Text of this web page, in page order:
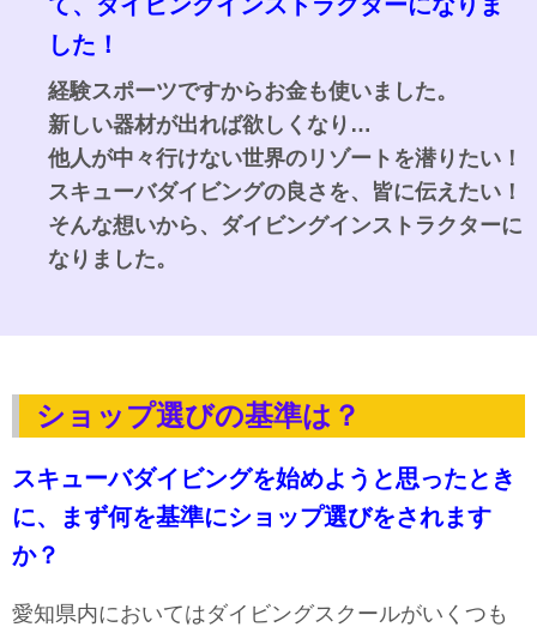
した！
経験スポーツですからお金も使いました。
新しい器材が出れば欲しくなり…
他人が中々行けない世界のリゾートを潜りたい！
スキューバダイビングの良さを、皆に伝えたい！
そんな想いから、ダイビングインストラクターに
なりました。
ショップ選びの基準は？
スキューバダイビングを始めようと思ったとき
に、まず何を基準にショップ選びをされます
か？
愛知県内においてはダイビングスクールがいくつも